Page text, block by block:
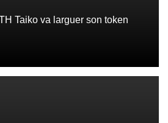
Taiko va larguer son token